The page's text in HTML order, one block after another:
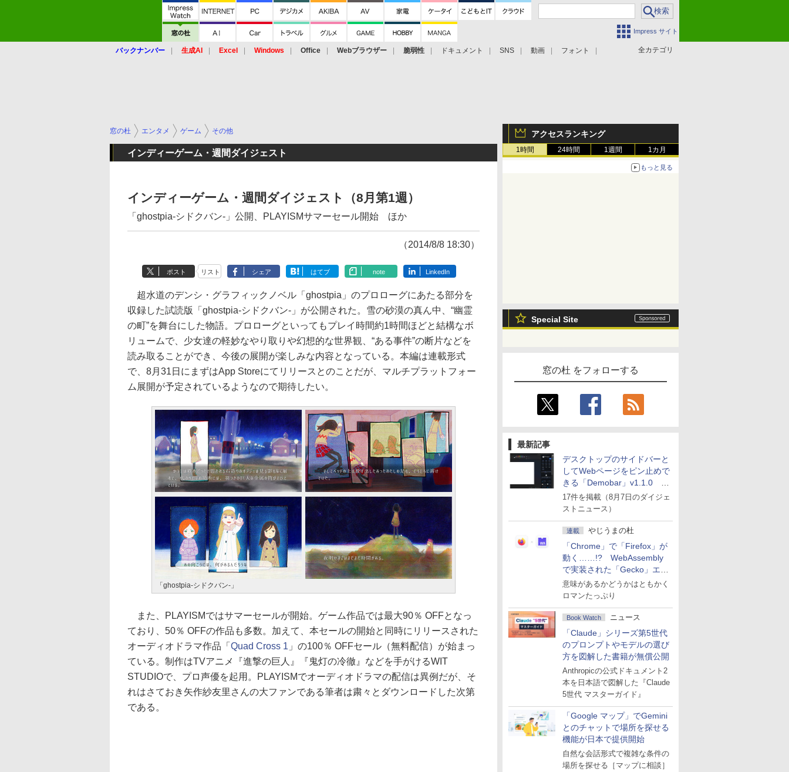
Impress サイト
全カテゴリ
バックナンバー 生成AI Excel Windows Office Webブラウザー 脆弱性 ドキュメント SNS 動画 フォント
アクセスランキング
1時間 24時間 1週間 1カ月
もっと見る
Special Site
窓の杜 をフォローする
最新記事
デスクトップのサイドバーと
してWebページをピン止めで
きる「Demobar」v1.1.0 ほ
か
17件を掲載（8月7日のダイジェ
ストニュース）
連載 やじうまの杜
「Chrome」で「Firefox」が
動く……!? WebAssembly
で実装された「Gecko」エン
ジン
意味があるかどうかはともかく
ロマンたっぷり
Book Watch ニュース
「Claude」シリーズ第5世代
のプロンプトやモデルの選び
方を図解した書籍が無償公開
Anthropicの公式ドキュメント2
本を日本語で図解した『Claude
5世代 マスターガイド』
「Google マップ」でGemini
とのチャットで場所を探せる
機能が日本で提供開始
自然な会話形式で複雑な条件の
場所を探せる［マップに相談］
窓の杜 エンタメ ゲーム その他
インディーゲーム・週間ダイジェスト
インディーゲーム・週間ダイジェスト（8月第1週）
「ghostpia-シドクバン-」公開、PLAYISMサマーセール開始 ほか
（2014/8/8 18:30）
ポスト リスト シェア はてブ note LinkedIn
超水道のデンシ・グラフィックノベル「ghostpia」のプロローグにあたる部分を
収録した試読版「ghostpia-シドクバン-」が公開された。雪の砂漠の真ん中、“幽霊
の町”を舞台にした物語。プロローグといってもプレイ時間約1時間ほどと結構なボ
リュームで、少女達の軽妙なやり取りや幻想的な世界観、“ある事件”の断片などを
読み取ることができ、今後の展開が楽しみな内容となっている。本編は連載形式
で、8月31日にまずはApp Storeにてリリースとのことだが、マルチプラットフォー
ム展開が予定されているようなので期待したい。
「ghostpia-シドクバン-」
また、PLAYISMではサマーセールが開始。ゲーム作品では最大90％ OFFとなっ
ており、50％ OFFの作品も多数。加えて、本セールの開始と同時にリリースされた
オーディオドラマ作品「 Quad Cross 1 」の100％ OFFセール（無料配信）が始まっ
ている。制作はTVアニメ『進撃の巨人』『鬼灯の冷徹』などを手がけるWIT
STUDIOで、プロ声優を起用。PLAYISMでオーディオドラマの配信は異例だが、そ
れはさておき矢作紗友里さんの大ファンである筆者は粛々とダウンロードした次第
である。